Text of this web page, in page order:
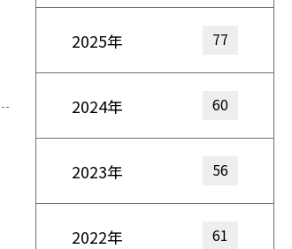
2025年 77
2024年 60
2023年 56
2022年 61